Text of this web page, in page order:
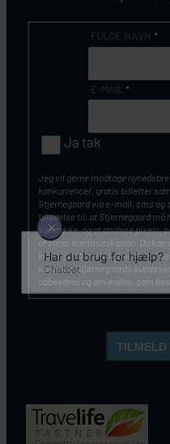
*
*
Ja tak
Jeg vil gerne modtage
konkurrencer, gratis billetter
Stjernegaard via e-mail, sms og
tilladelse til, at Stjernegaard må
samtykke, og at analyse pixels,
af vores kommunikation. Du
klikke på ”Afmeld nyhedsbrev”
kontakte Stjernegaards
opbevares og anvendes, som